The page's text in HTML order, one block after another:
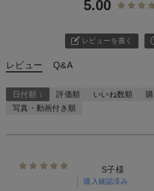
5.00
レビューを書く
レビュー Q&A
日付順 ↓ 評価順 いいね数順
写真・動画付き順
S子様
購入確認済み